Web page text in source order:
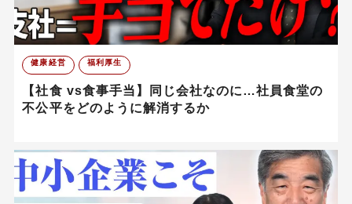
健康経営 福利厚生
【社食 vs食事手当】同じ会社なのに…社員食堂の
不公平をどのように解消するか